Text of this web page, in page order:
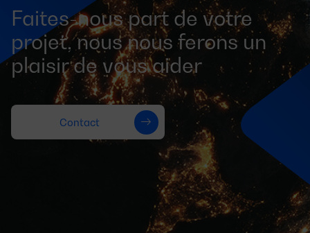
Faites-nous part de votre
projet, nous nous ferons un
plaisir de vous aider
Contact